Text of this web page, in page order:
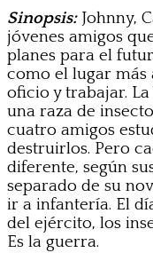
Sinopsis:Johnny,
jóvenes amigos
planes para el
como el lugar
oficio y trabajar.
una raza de
cuatro amigos
destruirlos. Pero
diferente, según
separado de su
ir a infantería. El
del ejército, los
Es la guerra.